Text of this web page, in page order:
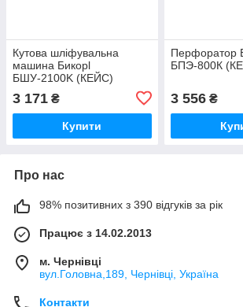
Кутова шліфувальна
машина Бикорl
БШУ-2100K (КЕЙС)
3 171 ₴
Купити
Перфоратор
БПЭ-800К
3 556₴
Про нас
98% позитивних з 390 відгуків за рік
Працює з 14.02.2013
м. Чернівці
вул.Головна,189, Чернівці, Україна
Контакти